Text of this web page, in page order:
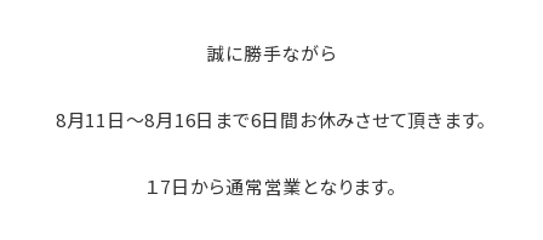
誠に勝手ながら
8月11日～8月16日まで6日間お休みさせて頂きます。
１7日から通常営業となります。